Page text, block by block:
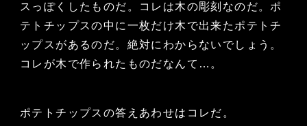
スっぽくしたものだ。コレは木の彫刻なのだ。ポ
テトチップスの中に一枚だけ木で出来たポテトチ
ップスがあるのだ。絶対にわからないでしょう。
コレが木で作られたものだなんて…。
ポテトチップスの答えあわせはコレだ。